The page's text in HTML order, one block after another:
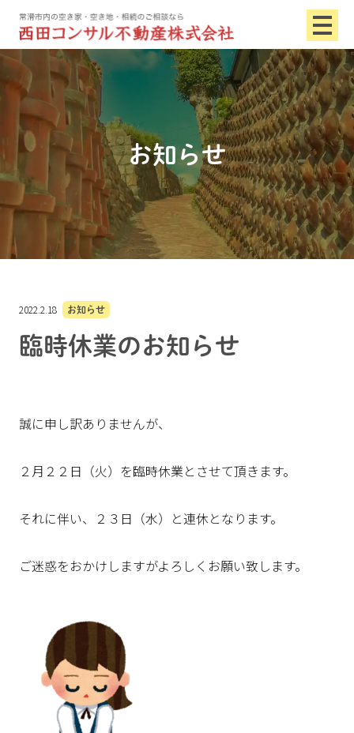
お知らせ
2022.2.18 お知らせ
臨時休業のお知らせ
誠に申し訳ありませんが、
２月２２日（火）を臨時休業とさせて頂きます。
それに伴い、２３日（水）と連休となります。
ご迷惑をおかけしますがよろしくお願い致します。